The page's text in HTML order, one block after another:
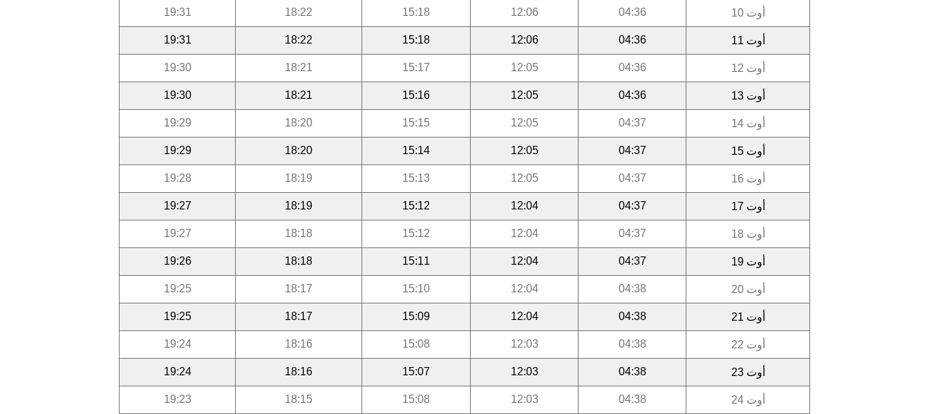
أوت 10 04:36
12:06
15:18
18:22
19:31
أوت 11 04:36
12:06
15:18
18:22
19:31
أوت 12 04:36
12:05
15:17
18:21
19:30
أوت 13 04:36
12:05
15:16
18:21
19:30
أوت 14 04:37
12:05
15:15
18:20
19:29
أوت 15 04:37
12:05
15:14
18:20
19:29
أوت 16 04:37
12:05
15:13
18:19
19:28
أوت 17 04:37
12:04
15:12
18:19
19:27
أوت 18 04:37
12:04
15:12
18:18
19:27
أوت 19 04:37
12:04
15:11
18:18
19:26
أوت 20 04:38
12:04
15:10
18:17
19:25
أوت 21 04:38
12:04
15:09
18:17
19:25
أوت 22 04:38
12:03
15:08
18:16
19:24
أوت 23 04:38
12:03
15:07
18:16
19:24
أوت 24 04:38
12:03
15:08
18:15
19:23